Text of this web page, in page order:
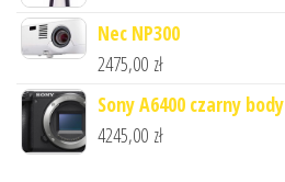
Nec NP300
2475,00 zł
Sony A6400 czarny body
4245,00 zł